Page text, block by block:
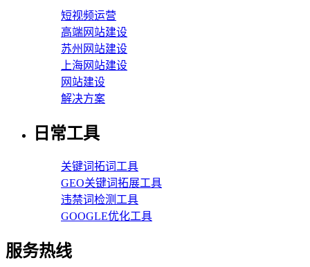
短视频运营
高端网站建设
苏州网站建设
上海网站建设
网站建设
解决方案
日常工具
关键词拓词工具
GEO关键词拓展工具
违禁词检测工具
GOOGLE优化工具
服务热线